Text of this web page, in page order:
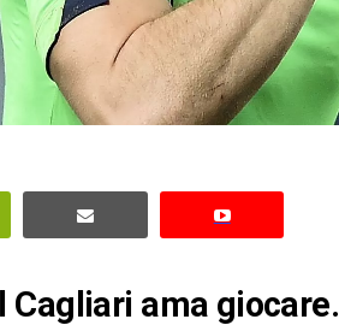
ama giocare.